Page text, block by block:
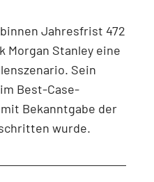
Jahresfrist 472
Morgan Stanley eine
Sein
Best-Case-
Bekanntgabe der
wurde.